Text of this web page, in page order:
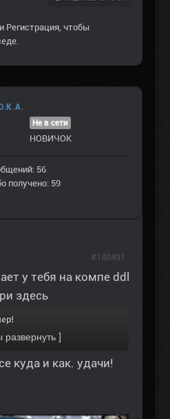
Регистрация , чтобы
Не в сети
НОВИЧОК
56
получено: 59
у тебя на компе ddl
здесь
куда и как. удачи!
#180491